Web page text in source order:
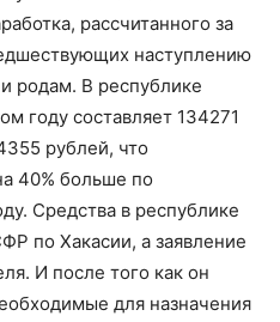
рассчитанного за
наступлению
родам. В республике
году составляет 134271
рублей, что
40% больше по
Средства в республике
по Хакасии, а заявление
И после того как он
для назначения